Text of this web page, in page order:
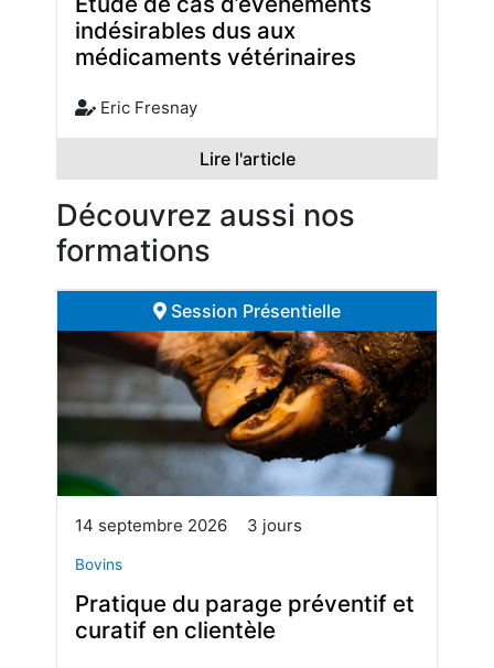
indésirables dus aux
médicaments vétérinaires
Eric Fresnay
Lire l'article
Découvrez aussi nos
formations
Session Présentielle
14 septembre 2026 3 jours
Bovins
Pratique du parage préventif et
curatif en clientèle